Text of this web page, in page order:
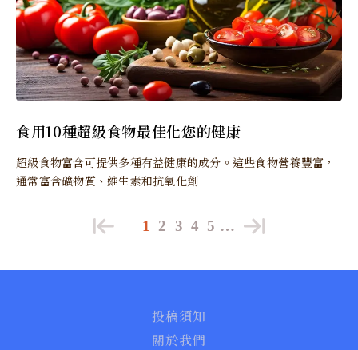
食用10種超級食物最佳化您的健康
超級食物富含可提供多種有益健康的成分。這些食物營養豐富，
通常富含礦物質、維生素和抗氧化劑
1 2 3 4 5 …
投稿須知
關於我們